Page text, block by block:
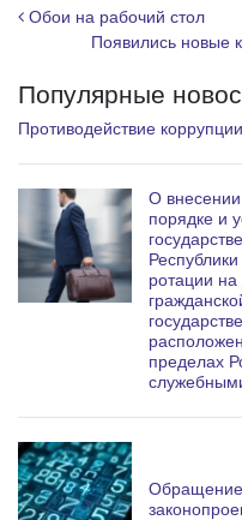
r
a
Навигация по
Обои на рабочий стол
Появились новые
Популярные
Противодействие
О
порядке и
ротации на
пределах